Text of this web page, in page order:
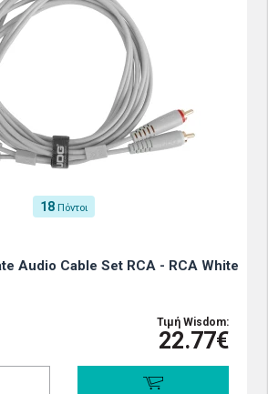
18 Πόντοι
Audio Cable Set RCA - RCA White
Τιμή Wisdom:
22.77€